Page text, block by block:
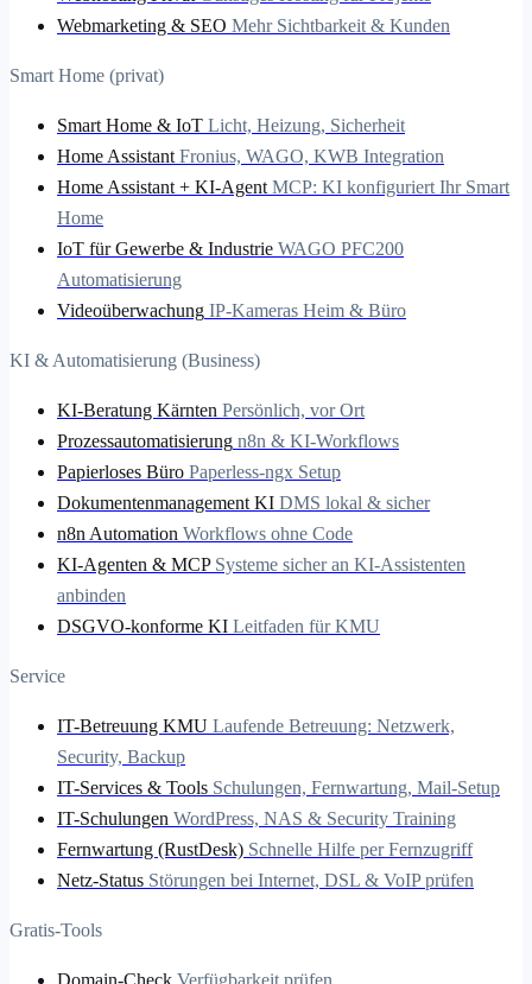
Webmarketing & SEO Mehr Sichtbarkeit & Kunden
Smart Home (privat)
Smart Home & IoT Licht, Heizung, Sicherheit
Home Assistant Fronius, WAGO, KWB Integration
Home Assistant + KI-Agent MCP: KI konfiguriert Ihr Smart
Home
IoT für Gewerbe & Industrie WAGO PFC200
Automatisierung
Videoüberwachung IP-Kameras Heim & Büro
KI & Automatisierung (Business)
KI-Beratung Kärnten Persönlich, vor Ort
Prozessautomatisierung n8n & KI-Workflows
Papierloses Büro Paperless-ngx Setup
Dokumentenmanagement KI DMS lokal & sicher
n8n Automation Workflows ohne Code
KI-Agenten & MCP Systeme sicher an KI-Assistenten
anbinden
DSGVO-konforme KI Leitfaden für KMU
Service
IT-Betreuung KMU Laufende Betreuung: Netzwerk,
Security, Backup
IT-Services & Tools Schulungen, Fernwartung, Mail-Setup
IT-Schulungen WordPress, NAS & Security Training
Fernwartung (RustDesk) Schnelle Hilfe per Fernzugriff
Netz-Status Störungen bei Internet, DSL & VoIP prüfen
Gratis-Tools
Domain-Check Verfügbarkeit prüfen